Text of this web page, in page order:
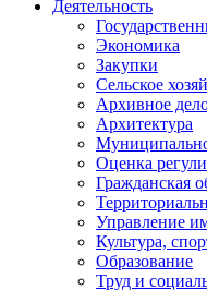
Деятельность
Экономика
Закупки
Сельское
Архивное
Архитектура
Оценка
Гражданская
Управление
Культура,
Образование
Труд и